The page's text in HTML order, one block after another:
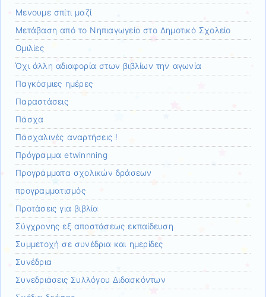
Μενουμε σπίτι μαζί
Μετάβαση από το Νηπιαγωγείο στο Δημοτικό Σχολείο
Ομιλίες
Όχι άλλη αδιαφορία στων βιβλίων την αγωνία
Παγκόσμιες ημέρες
Παραστάσεις
Πάσχα
Πάσχαλινές αναρτήσεις !
Πρόγραμμα etwinnning
Προγράμματα σχολικών δράσεων
προγραμματισμός
Προτάσεις για βιβλία
Σύγχρονης εξ αποστάσεως εκπαίδευση
Συμμετοχή σε συνέδρια και ημερίδες
Συνέδρια
Συνεδριάσεις Συλλόγου Διδασκόντων